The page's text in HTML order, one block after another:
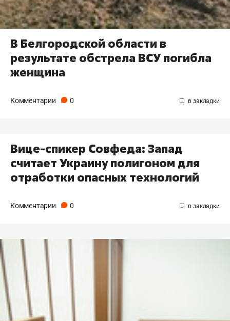
В Белгородской области в
результате обстрела ВСУ погибла
женщина
Комментарии 0
Вице-спикер Совфеда: Запад
считает Украину полигоном для
отработки опасных технологий
Комментарии 0